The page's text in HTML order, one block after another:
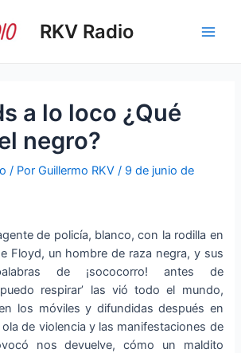
RKV Radio
a lo loco ¿Qué
negro?
/ PorGuillermo RKV/ 9 de junio de
de policía, blanco, con la rodilla en
Floyd, un hombre de raza negra, y sus
de ¡sococorro! antes de
respirar’ las vió todo el mundo,
los móviles y difundidas después en
de violencia y las manifestaciones de
nos devuelve, cómo un maldito